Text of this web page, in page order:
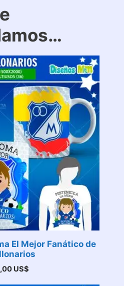
El Mejor Fanático de
US$